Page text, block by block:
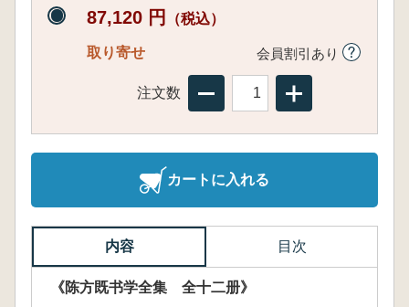
87,120 円 （税込）
取り寄せ 会員割引あり
注文数
カートに入れる
内容 目次
《陈方既书学全集 全十二册》